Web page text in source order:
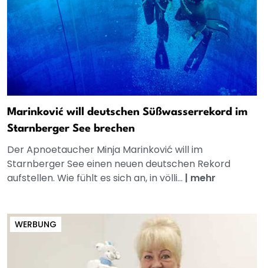
Marinković will deutschen Süßwasserrekord im
Starnberger See brechen
Der Apnoetaucher Minja Marinković will im
Starnberger See einen neuen deutschen Rekord
aufstellen. Wie fühlt es sich an, in völli... | mehr
WERBUNG